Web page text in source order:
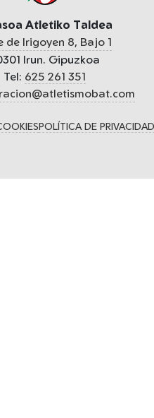
Atletiko Taldea
de Irigoyen 8, Bajo 1
Irun. Gipuzkoa
Tel: 625 261 351
POLÍTICA DE PRIVACIDAD